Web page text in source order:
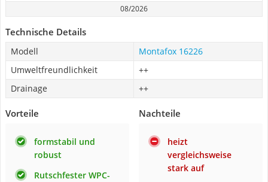
08/2026
Technische Details
Modell
Montafox 16226
Umweltfreundlichkeit
++
Drainage
++
Vorteile
formstabil und
robust
Rutschfester WPC-
Nachteile
heizt
vergleichsweise
stark auf